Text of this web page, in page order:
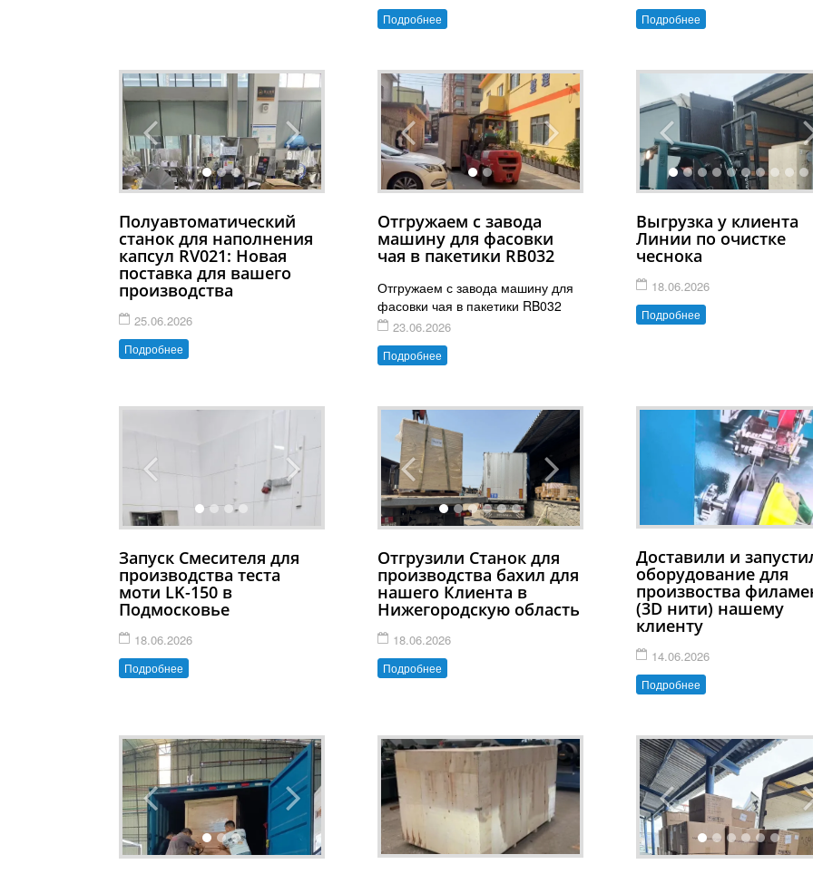
Подробнее Подробнее
Полуавтоматический
станок для наполнения
капсул RV021: Новая
поставка для вашего
производства
25.06.2026
Подробнее
Отгружаем с завода
машину для фасовки
чая в пакетики RB032
Отгружаем с завода машину для
фасовки чая в пакетики RB032
23.06.2026
Подробнее
Выгрузка у клиента
Линии по очистке
чеснока
18.06.2026
Подробнее
Запуск Смесителя для
производства теста
моти LK-150 в
Подмосковье
18.06.2026
Подробнее
Отгрузили Станок для
производства бахил для
нашего Клиента в
Нижегородскую область
18.06.2026
Подробнее
Доставили и
оборудование для
произвоства
(3D нити) нашему
клиенту
14.06.2026
Подробнее